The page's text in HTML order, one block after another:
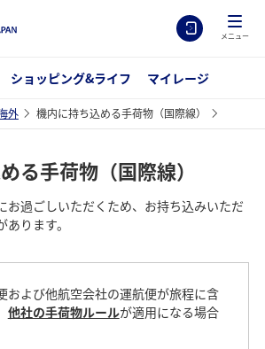
メニュー
ショッピング&ライフ マイレージ
外 機内に持ち込める手荷物（国際線）
る手荷物（国際線）
お過ごしいただくため、お持ち込みいただ
ります。
および他航空会社の運航便が旅程に含
他社の手荷物ルールが適用になる場合